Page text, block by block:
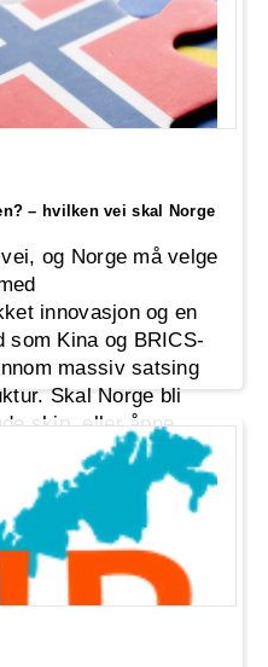
– hvilken vei skal Norge
og Norge må velge
innovasjon og en
Kina og BRICS-
massiv satsing
Skal Norge bli
skip, eller åpne
muligheter?